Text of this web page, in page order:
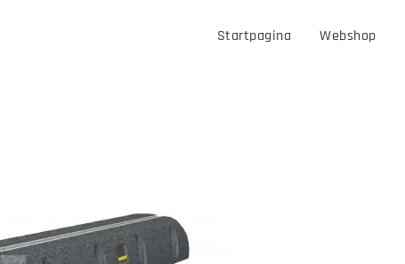
Startpagina Webshop